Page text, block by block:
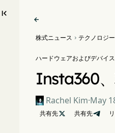


株式ニュース  テクノロジ
ハードウェアおよびデバイス
Insta360
Rachel Kim·May
共有先 共有先